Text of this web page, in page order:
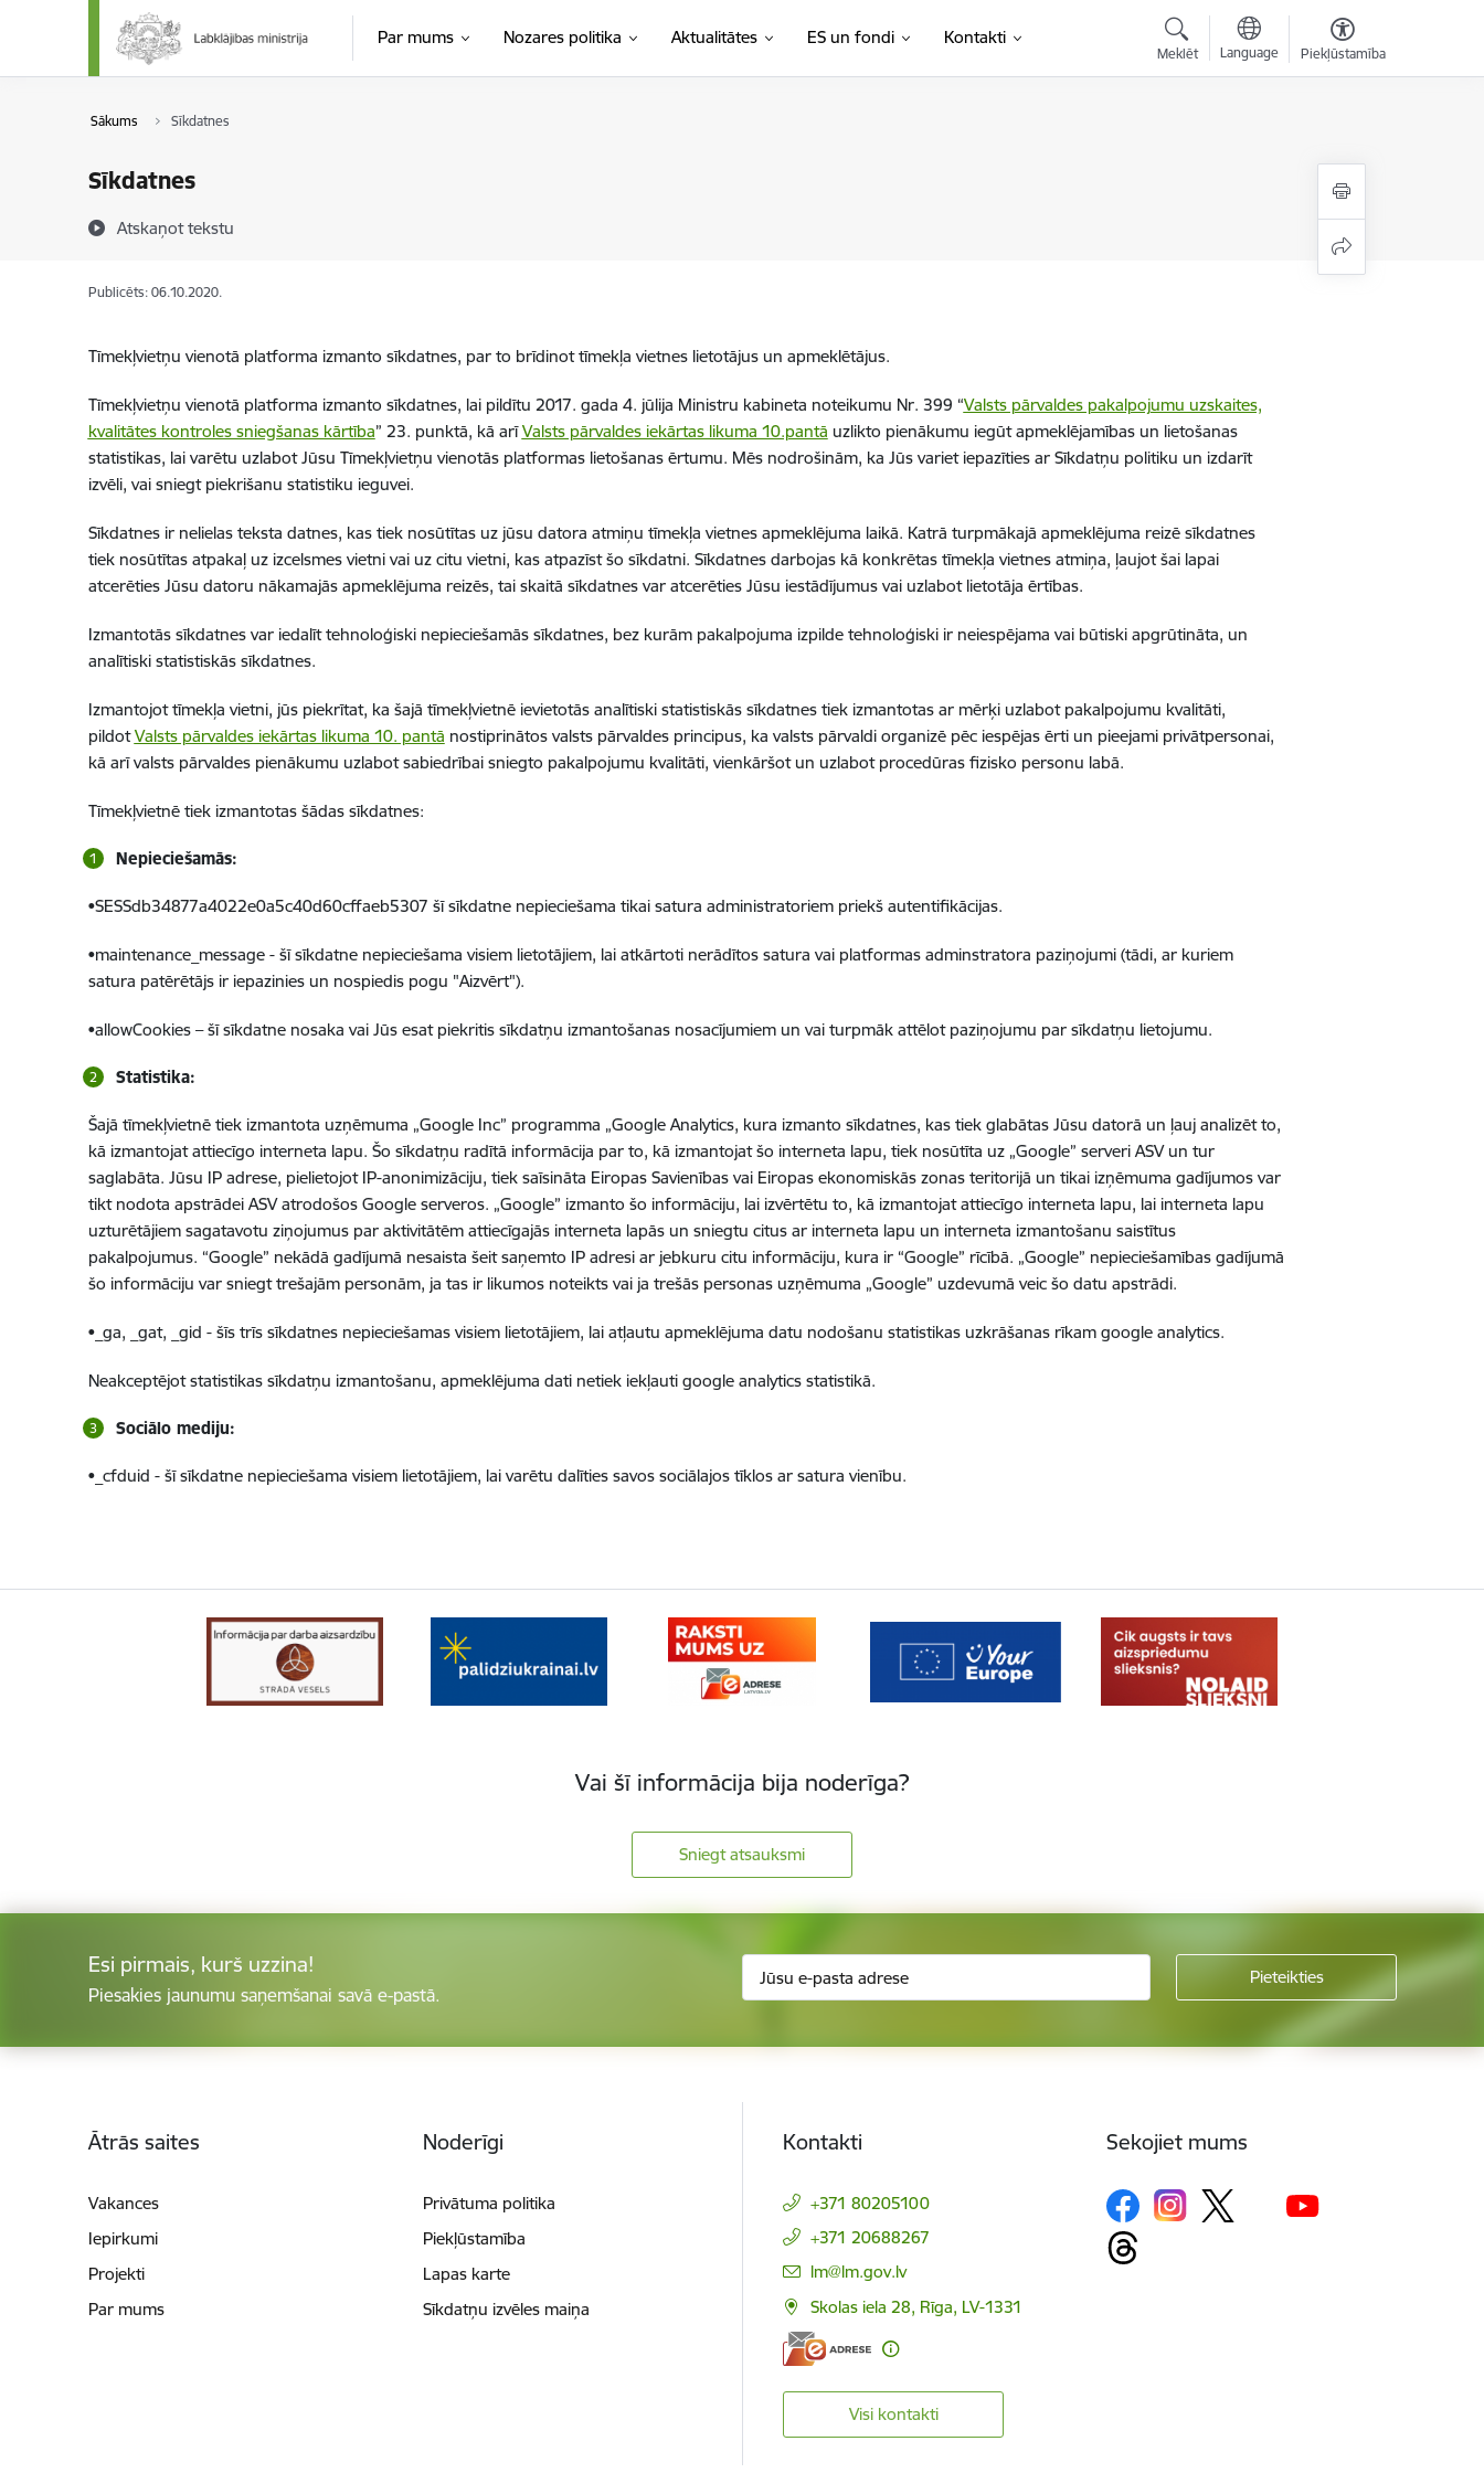
Pāriet uz lapas saturu
Par mums Nozares politika Aktualitātes ES un fondi Kontakti
Meklēt Language Piekļūstamība
Sākums Sīkdatnes
Sīkdatnes
Atskaņot tekstu
Publicēts: 06.10.2020.
Tīmekļvietņu vienotā platforma izmanto sīkdatnes, par to brīdinot tīmekļa vietnes lietotājus un apmeklētājus.
Tīmekļvietņu vienotā platforma izmanto sīkdatnes, lai pildītu 2017. gada 4. jūlija Ministru kabineta noteikumu Nr. 399 “Valsts pārvaldes pakalpojumu uzskaites,
kvalitātes kontroles sniegšanas kārtība” 23. punktā, kā arīValsts pārvaldes iekārtas likuma 10.pantā uzlikto pienākumu iegūt apmeklējamības un lietošanas
statistikas, lai varētu uzlabot Jūsu Tīmekļvietņu vienotās platformas lietošanas ērtumu. Mēs nodrošinām, ka Jūs variet iepazīties ar Sīkdatņu politiku un izdarīt
izvēli, vai sniegt piekrišanu statistiku ieguvei.
Sīkdatnes ir nelielas teksta datnes, kas tiek nosūtītas uz jūsu datora atmiņu tīmekļa vietnes apmeklējuma laikā. Katrā turpmākajā apmeklējuma reizē sīkdatnes
tiek nosūtītas atpakaļ uz izcelsmes vietni vai uz citu vietni, kas atpazīst šo sīkdatni. Sīkdatnes darbojas kā konkrētas tīmekļa vietnes atmiņa, ļaujot šai lapai
atcerēties Jūsu datoru nākamajās apmeklējuma reizēs, tai skaitā sīkdatnes var atcerēties Jūsu iestādījumus vai uzlabot lietotāja ērtības.
Izmantotās sīkdatnes var iedalīt tehnoloģiski nepieciešamās sīkdatnes, bez kurām pakalpojuma izpilde tehnoloģiski ir neiespējama vai būtiski apgrūtināta, un
analītiski statistiskās sīkdatnes.
Izmantojot tīmekļa vietni, jūs piekrītat, ka šajā tīmekļvietnē ievietotās analītiski statistiskās sīkdatnes tiek izmantotas ar mērķi uzlabot pakalpojumu kvalitāti,
pildotValsts pārvaldes iekārtas likuma 10. pantā nostiprinātos valsts pārvaldes principus, ka valsts pārvaldi organizē pēc iespējas ērti un pieejami privātpersonai,
kā arī valsts pārvaldes pienākumu uzlabot sabiedrībai sniegto pakalpojumu kvalitāti, vienkāršot un uzlabot procedūras fizisko personu labā.
Tīmekļvietnē tiek izmantotas šādas sīkdatnes:
Nepieciešamās:
•SESSdb34877a4022e0a5c40d60cffaeb5307 šī sīkdatne nepieciešama tikai satura administratoriem priekš autentifikācijas.
•maintenance_message - šī sīkdatne nepieciešama visiem lietotājiem, lai atkārtoti nerādītos satura vai platformas adminstratora paziņojumi (tādi, ar kuriem
satura patērētājs ir iepazinies un nospiedis pogu "Aizvērt").
•allowCookies – šī sīkdatne nosaka vai Jūs esat piekritis sīkdatņu izmantošanas nosacījumiem un vai turpmāk attēlot paziņojumu par sīkdatņu lietojumu.
Statistika:
Šajā tīmekļvietnē tiek izmantota uzņēmuma „Google Inc” programma „Google Analytics, kura izmanto sīkdatnes, kas tiek glabātas Jūsu datorā un ļauj analizēt to,
kā izmantojat attiecīgo interneta lapu. Šo sīkdatņu radītā informācija par to, kā izmantojat šo interneta lapu, tiek nosūtīta uz „Google” serveri ASV un tur
saglabāta. Jūsu IP adrese, pielietojot IP-anonimizāciju, tiek saīsināta Eiropas Savienības vai Eiropas ekonomiskās zonas teritorijā un tikai izņēmuma gadījumos var
tikt nodota apstrādei ASV atrodošos Google serveros. „Google” izmanto šo informāciju, lai izvērtētu to, kā izmantojat attiecīgo interneta lapu, lai interneta lapu
uzturētājiem sagatavotu ziņojumus par aktivitātēm attiecīgajās interneta lapās un sniegtu citus ar interneta lapu un interneta izmantošanu saistītus
pakalpojumus. “Google” nekādā gadījumā nesaista šeit saņemto IP adresi ar jebkuru citu informāciju, kura ir “Google” rīcībā. „Google” nepieciešamības gadījumā
šo informāciju var sniegt trešajām personām, ja tas ir likumos noteikts vai ja trešās personas uzņēmuma „Google” uzdevumā veic šo datu apstrādi.
•_ga, _gat, _gid - šīs trīs sīkdatnes nepieciešamas visiem lietotājiem, lai atļautu apmeklējuma datu nodošanu statistikas uzkrāšanas rīkam google analytics.
Neakceptējot statistikas sīkdatņu izmantošanu, apmeklējuma dati netiek iekļauti google analytics statistikā.
Sociālo mediju:
•_cfduid - šī sīkdatne nepieciešama visiem lietotājiem, lai varētu dalīties savos sociālajos tīklos ar satura vienību.
Vai šī informācija bija noderīga?
Sniegt atsauksmi
Esi pirmais, kurš uzzina!
Piesakies jaunumu saņemšanai savā e-pastā.
Ātrās saites
Vakances
Iepirkumi
Projekti
Par mums
Noderīgi
Privātuma politika
Piekļūstamība
Lapas karte
Sīkdatņu izvēles maiņa
Kontakti
+371 80205100
+371 20688267
E-pasts:
lm@lm.gov.lv
Skolas iela 28, Rīga, LV-1331
Visi kontakti
Sekojiet mums